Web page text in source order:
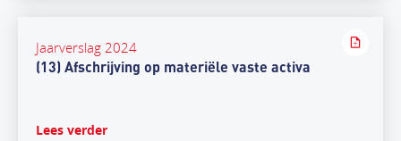
Jaarverslag 2024
(13) Afschrijving op materiële vaste activa
Lees verder